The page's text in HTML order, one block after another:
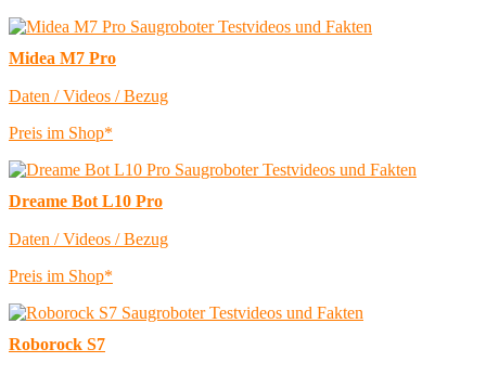
Midea M7 Pro
Daten / Videos / Bezug
Preis im Shop*
Dreame Bot L10 Pro
Daten / Videos / Bezug
Preis im Shop*
Roborock S7